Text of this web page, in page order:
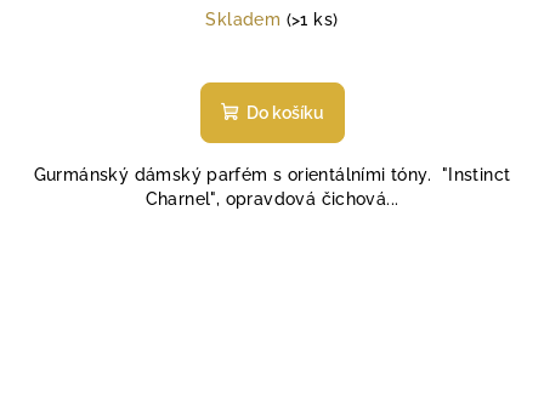
cena:
Skladem (>1 ks)
Do košíku
Gurmánský dámský parfém s orientálními tóny. "Instinct
Charnel", opravdová čichová...